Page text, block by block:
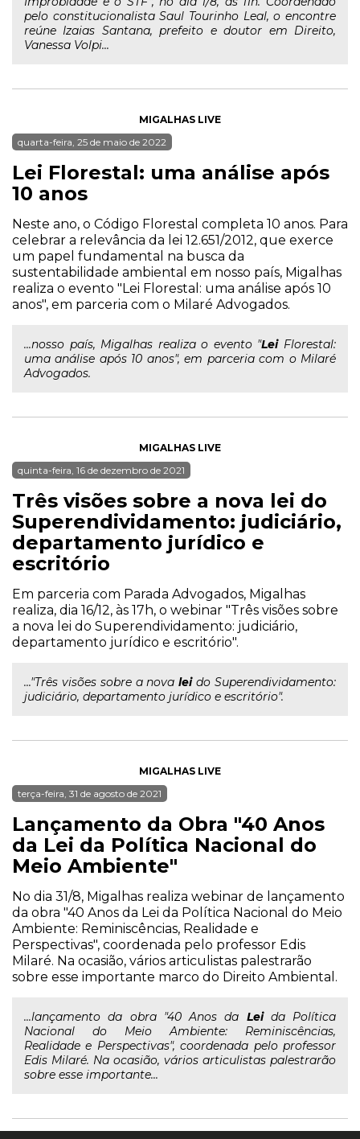
pelo constitucionalista Saul Tourinho Leal, o encontre
reúne Izaias Santana, prefeito e doutor em Direito,
Vanessa Volpi...
MIGALHAS LIVE
quarta-feira, 25 de maio de 2022
Lei Florestal: uma análise após
10 anos
Neste ano, o Código Florestal completa 10 anos. Para
celebrar a relevância da lei 12.651/2012, que exerce
um papel fundamental na busca da
sustentabilidade ambiental em nosso país, Migalhas
realiza o evento "Lei Florestal: uma análise após 10
anos", em parceria com o Milaré Advogados.
...nosso país, Migalhas realiza o evento "LeiFlorestal:
uma análise após 10 anos", em parceria com o Milaré
Advogados.
MIGALHAS LIVE
quinta-feira, 16 de dezembro de 2021
Três visões sobre a nova lei do
Superendividamento: judiciário,
departamento jurídico e
escritório
Em parceria com Parada Advogados, Migalhas
realiza, dia 16/12, às 17h, o webinar "Três visões sobre
a nova lei do Superendividamento: judiciário,
departamento jurídico e escritório".
..."Três visões sobre a novaleido Superendividamento:
judiciário, departamento jurídico e escritório".
MIGALHAS LIVE
terça-feira, 31 de agosto de 2021
Lançamento da Obra "40 Anos
da Lei da Política Nacional do
Meio Ambiente"
No dia 31/8, Migalhas realiza webinar de lançamento
da obra "40 Anos da Lei da Política Nacional do Meio
Ambiente: Reminiscências, Realidade e
Perspectivas", coordenada pelo professor Edis
Milaré. Na ocasião, vários articulistas palestrarão
sobre esse importante marco do Direito Ambiental.
...lançamento da obra "40 Anos da Leida Política
Nacional do Meio Ambiente: Reminiscências,
Realidade e Perspectivas", coordenada pelo professor
Edis Milaré. Na ocasião, vários articulistas palestrarão
sobre esse importante...